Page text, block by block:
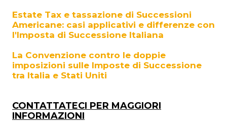
Estate Tax e tassazione di Successioni
Americane: casi applicativi e differenze con
l'Imposta di Successione Italiana
La Convenzione contro le doppie
imposizioni sulle Imposte di Successione
tra Italia e Stati Uniti
CONTATTATECI PER MAGGIORI
INFORMAZIONI